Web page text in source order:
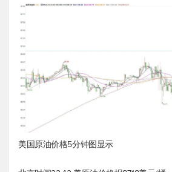
美国原油价格5分钟图显示